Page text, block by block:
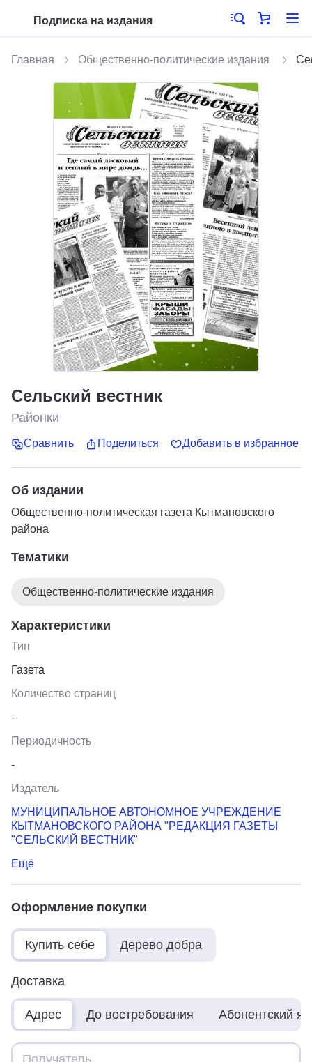
Подписка на издания
Главная Общественно-политические издания
Сельский вестник
Районки
Сравнить Поделиться Добавить в избранное
Об издании
Общественно-политическая газета Кытмановского
района
Тематики
Общественно-политические издания
Характеристики
Тип
Газета
Количество страниц
-
Периодичность
-
Издатель
МУНИЦИПАЛЬНОЕ АВТОНОМНОЕ УЧРЕЖДЕНИЕ
КЫТМАНОВСКОГО РАЙОНА "РЕДАКЦИЯ ГАЗЕТЫ
"СЕЛЬСКИЙ ВЕСТНИК"
Ещё
Оформление покупки
Купить себе Дерево добра
Доставка
Адрес До востребования Абонентский